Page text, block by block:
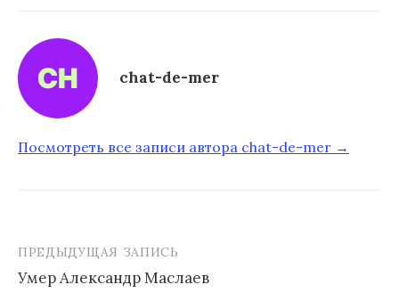
chat-de-mer
Посмотреть все записи автора chat-de-mer →
ПРЕДЫДУЩАЯ ЗАПИСЬ
Умер Александр Маслаев